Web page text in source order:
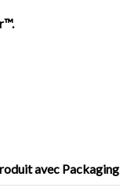
avec Packaging